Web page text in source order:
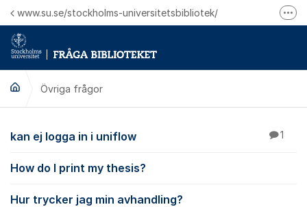
Hoppa till innehåll
www.su.se/stockholms-universitetsbibliotek/
Övriga frågor
Övriga frågor
kan ej logga in i uniflow 1
How do I print my thesis?
Hur trycker jag min avhandling?